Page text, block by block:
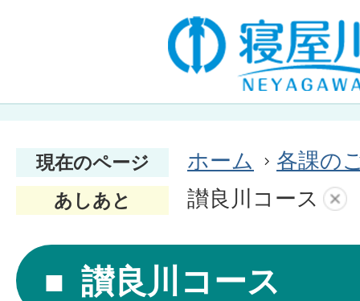
現在のページ ホーム 各課の
あしあと 讃良川コース
讃良川コース